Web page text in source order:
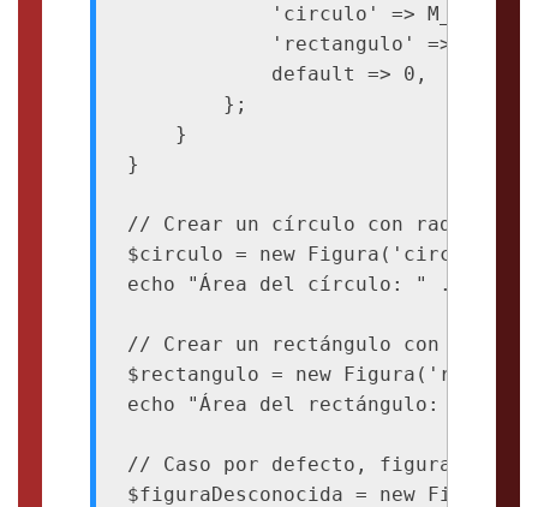
'circulo' => M_PI *
'rectangulo' =>
            default => 0,
        };
    }
}
// Crear un círculo con radio 5
$circulo = new Figura('circulo',
echo "Área del círculo: " .
// Crear un rectángulo con base
$rectangulo = new
echo "Área del rectángulo: " .
// Caso por defecto, figura
$figuraDesconocida = new